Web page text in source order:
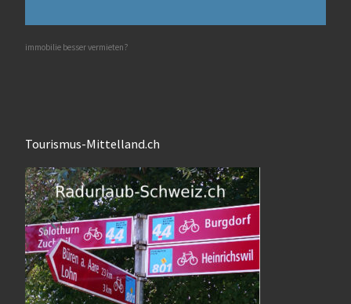
immobilie besser vermieten?
Tourismus-Mittelland.ch